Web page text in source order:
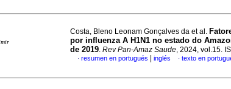
Costa, Bleno Leonam Gonçalves da et al.
por influenza A H1N1 no estado do
de 2019. Rev Pan-Amaz Saude, 2024, vol.15.
· resumen en portugués inglés · texto en